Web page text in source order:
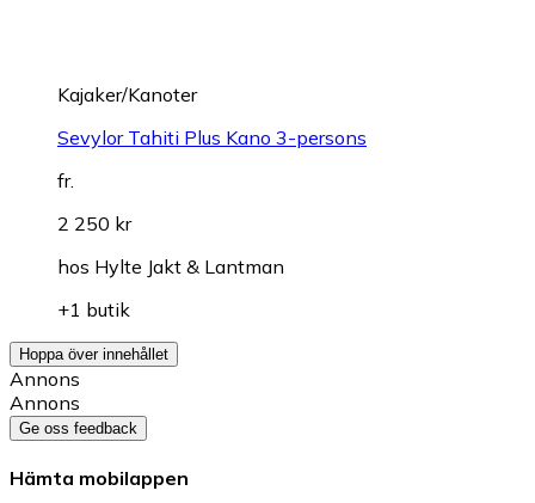
Kajaker/Kanoter
Sevylor Tahiti Plus Kano 3-persons
fr.
2 250 kr
hos Hylte Jakt & Lantman
+1 butik
Hoppa över innehållet
Annons
Annons
Ge oss feedback
Hämta mobilappen